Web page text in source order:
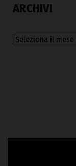
ARCHIVI
Archivi